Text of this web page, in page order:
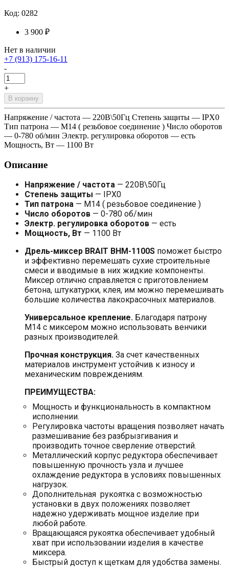
Код: 0282
3 900 ₽
Нет в наличии
+7 (913) 175-16-11
-
+
В корзину
Напряжение / частота — 220В\50Гц Степень защиты — IPX0
Тип патрона — М14 ( резьбовое соединение ) Число оборотов
— 0-780 об/мин Электр. регулировка оборотов — есть
Мощность, Вт — 1100 Вт
Описание
Напряжение / частота — 220В\50Гц
Степень защиты — IPX0
Тип патрона — М14 ( резьбовое соединение )
Число оборотов — 0-780 об/мин
Электр. регулировка оборотов — есть
Мощность, Вт — 1100 Вт
Дрель-миксер BRAIT BHM-1100S поможет быстро
и эффективно перемешать сухие строительные
смеси и вводимые в них жидкие компоненты.
Миксер отлично справляется с приготовлением
бетона, штукатурки, клея, им можно перемешивать
большие количества лакокрасочных материалов.
Универсальное крепление. Благодаря патрону
M14 с миксером можно использовать венчики
разных производителей.
Прочная конструкция. За счет качественных
материалов инструмент устойчив к износу и
механическим повреждениям.
ПРЕИМУЩЕСТВА:
Мощность и функциональность в компактном
исполнении.
Регулировка частоты вращения позволяет начать
размешивание без разбрызгивания и
производить точное сверление отверстий.
Металлический корпус редуктора обеспечивает
повышенную прочность узла и лучшее
охлаждение редуктора в условиях повышенных
нагрузок.
Дополнительная рукоятка с возможностью
установки в двух положениях позволяет
надежно удерживать мощное изделие при
любой работе.
Вращающаяся рукоятка обеспечивает удобный
хват при использовании изделия в качестве
миксера.
Быстрый доступ к щеткам для удобства замены.